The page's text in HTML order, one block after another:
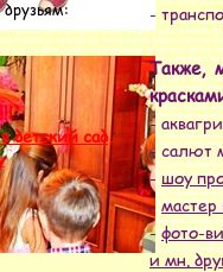
300 грн #праздник #пещера сказок #детские аниматоры
киев #клоуны на день рождения киев #аниматоры на
#клоуны на день рождения #праздник детства #клоуны на
#детский день рождение #заказ клоуна на дом киев
праздники #аниматоры +на праздник #эвент агентство
сад +на день рождения #аниматоры +на детский день
#аниматоры +для детей #клоуны +на день рождения
рождения ребенка #аниматоры киев недорого
#проведение детских праздников #день
цена #аниматор +на день рождения киев
#детские праздники киев #+все +для праздника
год 2019 +как встречать #сценарий +на новый год 2021
2018 2019 #корпоратив +на новый год 2018 #новый год +в
2018 цены #дед мороз 2019 #письмо деду морозу 2020
снегурочки #дед мороз +и снегурочка #костюм деда
#новогодние снегурочки деде мороза #дед мороз +и
костюмов деда мороза +и снегурочки #дед мороз
мороза +и снегурочки #аниматоры киев детский
#вызов деда мороза +и снегурочки #недорогие
#сценарий новый год дед мороз +и снегурочка #дед
+на дом #купить деда мороза +и снегурочку под елку
купить #новый год мороз #заказ деда мороза
программа деда мороза +на утренник киев
года #корпоративные подарки #подарки +на день
#заказать клоуна #аниматоры киев детский
+в детский сад #день рождения +в саду #выпускной +в
#організація і проведення дитячих свят, дитячі
-
Также,
-
- салют
-шоу
-мастер
-фото-
и мн.
в детский сад,